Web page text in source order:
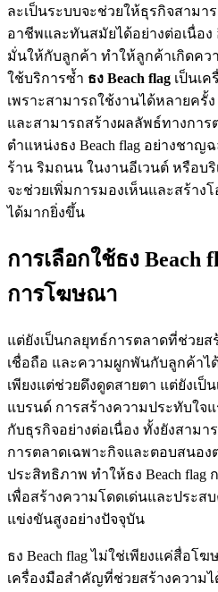
ละเป็นระบบจะช่วยให้ธุรกิจสาม
อาชีพและทันสมัยได้อย่างต่อเนื่อง
มั่นให้กับลูกค้า ทำให้ลูกค้าเกิดคว
ใช้บริการซ้ำ ธง Beach flag เป็นเ
เพราะสามารถใช้งานได้หลายค
และสามารถสร้างผลลัพธ์ทางการ
ตำแหน่งธง Beach flag อย่างชาญ
ร้าน ริมถนน ในงานอีเวนต์ หรือ
จะช่วยเพิ่มการมองเห็นและสร้าง
ได้มากยิ่งขึ้น
การเลือกใช้ธง Beach
การโฆษณา
แต่ยังเป็นกลยุทธ์การตลาดที่ช่วยส
เชื่อถือ และความผูกพันกับลูกค้าได้
เพียงแต่ช่วยดึงดูดสายตา แต่ยังเป็
แบรนด์ การสร้างความประทับใจ
กับธุรกิจอย่างต่อเนื่อง ทั้งยังสาม
การตลาดเฉพาะกิจและตอบสนอง
ประสิทธิภาพ ทำให้ธง Beach flag
เพื่อสร้างความโดดเด่นและประส
แข่งขันสูงอย่างปัจจุบัน
ธง Beach flag ไม่ใช่เพียงแค่สื่อโ
เครื่องมือสำคัญที่ช่วยสร้างความไ